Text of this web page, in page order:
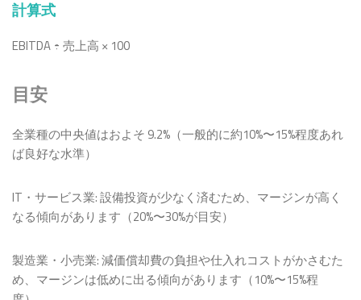
計算式
EBITDA ÷ 売上高 × 100
目安
全業種の中央値はおよそ 9.2%（一般的に約10%〜15%程度あれ
ば良好な水準）
IT・サービス業: 設備投資が少なく済むため、マージンが高く
なる傾向があります（20%〜30%が目安）
製造業・小売業: 減価償却費の負担や仕入れコストがかさむた
め、マージンは低めに出る傾向があります（10%〜15%程